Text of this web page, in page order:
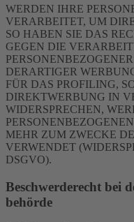
WERDEN IHRE
VERARBEITET, UM
SO HABEN SIE DAS
GEGEN DIE
DERARTIGER
FÜR DAS PROFILING,
DIREKTWERBUNG IN
WIDERSPRECHEN,
MEHR ZUM ZWECKE
VERWENDET
DSGVO).
Beschwerde­recht bei
behörde